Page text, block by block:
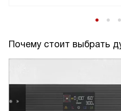
Почему стоит выбрать